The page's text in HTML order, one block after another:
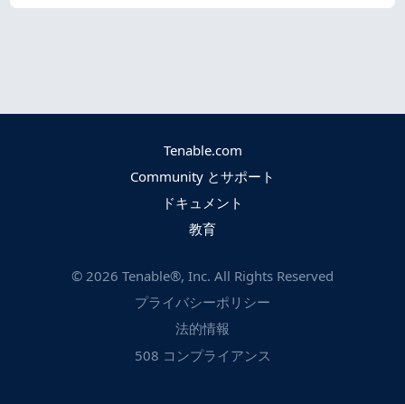
Tenable.com
Community とサポート
ドキュメント
教育
© 2026 Tenable®, Inc. All Rights Reserved
プライバシーポリシー
法的情報
508 コンプライアンス